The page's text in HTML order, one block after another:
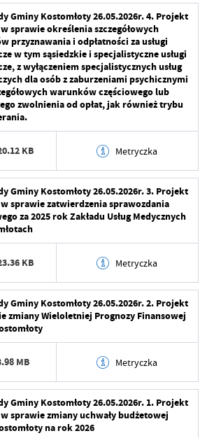
2026-06-16 13:15:32
Rafał Czarnecki
2026-06-16 13:15:07
Rafał Czarnecki
Rafał Czarnecki
Gminy Kostomłoty 26.05.2026r. 4. Projekt
sprawie określenia szczegółowych
przyznawania i odpłatności za usługi
w tym sąsiedzkie i specjalistyczne usługi
z wyłączeniem specjalistycznych usług
dla osób z zaburzeniami psychicznymi
warunków częściowego lub
zwolnienia od opłat, jak również trybu
KB Metryczka
Maja Żurawek
2026-05-20 13:07:39
Gminy Kostomłoty 26.05.2026r. 3. Projekt
sprawie zatwierdzenia sprawozdania
za 2025 rok Zakładu Usług Medycznych
KB Metryczka
2026-05-20 13:06:55
Gminy Kostomłoty 26.05.2026r. 2. Projekt
zmiany Wieloletniej Prognozy Finansowej
MB Metryczka
Gminy Kostomłoty 26.05.2026r. 1. Projekt
sprawie zmiany uchwały budżetowej
na rok 2026